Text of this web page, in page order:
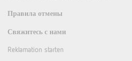
Правила отмены
Свяжитесь с нами
Reklamation starten